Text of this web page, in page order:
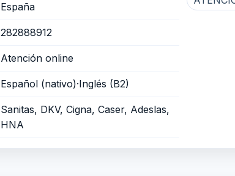
España
282888912
Atención online
Español (nativo)·Inglés (B2)
Sanitas, DKV, Cigna, Caser, Adeslas,
HNA